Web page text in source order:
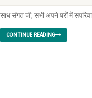
साध संगत जी, सभी अपने घरों में
CONTINUE READING